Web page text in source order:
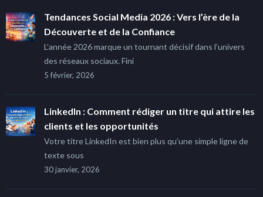
Tendances Social Media 2026 : Vers l’ère de la
Découverte et de la Confiance
L’année 2026 marque un tournant décisif dans l’univers
des réseaux sociaux. Fini
5 février, 2026
LinkedIn : Comment rédiger un titre qui attire les
clients et les opportunités
Votre titre LinkedIn est bien plus qu’une simple ligne de
texte sous
30 janvier, 2026